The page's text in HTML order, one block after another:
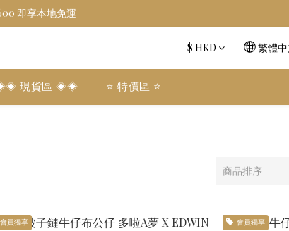
即享本地免運
$ HKD 繁體
現貨區 ◈◈ ⭐️ 特價區 ⭐️
商品排序
會員獨享 會員獨享